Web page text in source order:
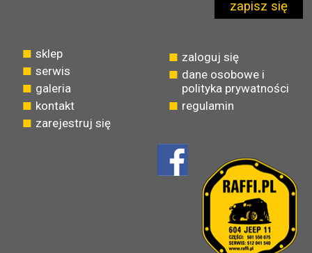
zapisz się
sklep
serwis
galeria
kontakt
zarejestruj się
zaloguj się
dane osobowe i
polityka prywatności
regulamin